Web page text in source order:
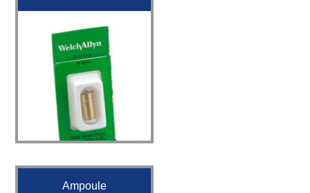
Ampoule